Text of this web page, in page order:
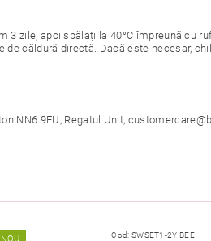
3 zile, apoi spălați la 40°C împreună cu
de căldură directă. Dacă este necesar,
NN6 9EU, Regatul Unit,
Cod: SWSET1-2Y BEE